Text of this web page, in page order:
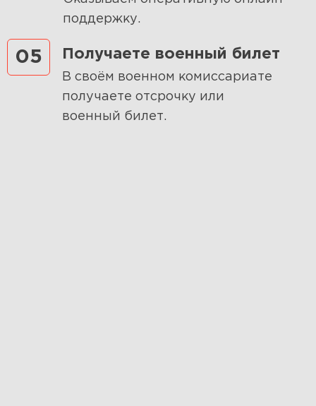
поддержку.
05 Получаете военный билет
В своём военном комиссариате
получаете отсрочку или
военный билет.